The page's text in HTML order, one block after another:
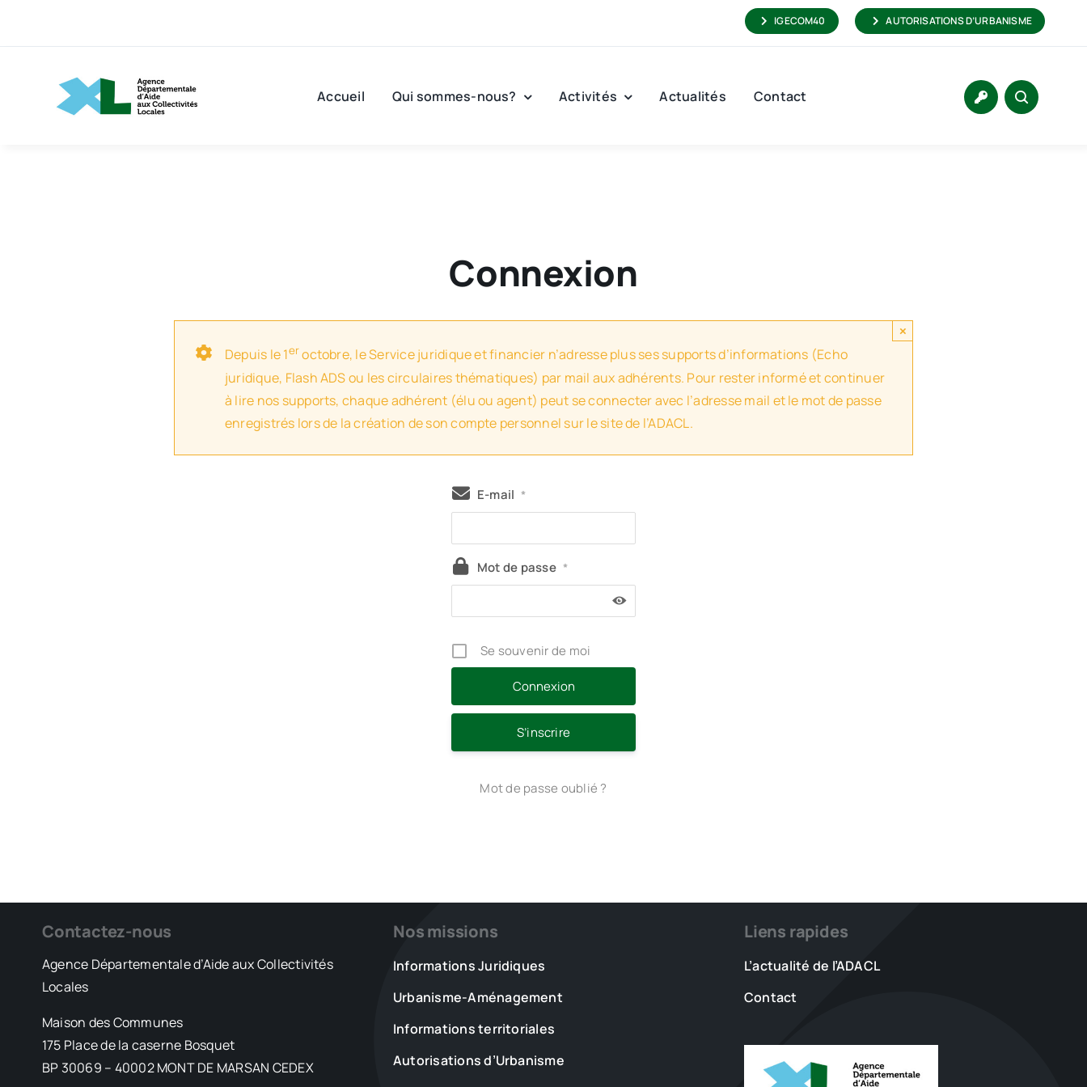
IGECOM40 AUTORISATIONS D’URBANISME
Accueil Qui sommes-nous? Activités Actualités Contact
Connexion
Depuis le 1eroctobre, le Service juridique et financier n’adresse plus ses supports d’informations (Echo
juridique, Flash ADS ou les circulaires thématiques) par mail aux adhérents. Pour rester informé et continuer
à lire nos supports, chaque adhérent (élu ou agent) peut se connecter avec l’adresse mail et le mot de passe
enregistrés lors de la création de son compte personnel sur le site de l’ADACL.
×
E-mail *
Mot de passe *
Se souvenir de moi
S’inscrire
Mot de passe oublié ?
Contactez-nous
Agence Départementale d’Aide aux Collectivités
Locales
Maison des Communes
175 Place de la caserne Bosquet
BP 30069 – 40002 MONT DE MARSAN CEDEX
Nos missions
Informations Juridiques
Urbanisme-Aménagement
Informations territoriales
Autorisations d’Urbanisme
Liens rapides
L’actualité de l’ADACL
Contact